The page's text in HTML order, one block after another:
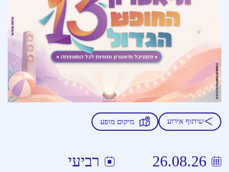
שיתוף אירוע מיקום מופע
26.08.26
רביעי